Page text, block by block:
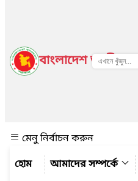
বাংলাদেশ জাতীয়
মেনু নির্বাচন করুন
আমাদের সম্পর্কে